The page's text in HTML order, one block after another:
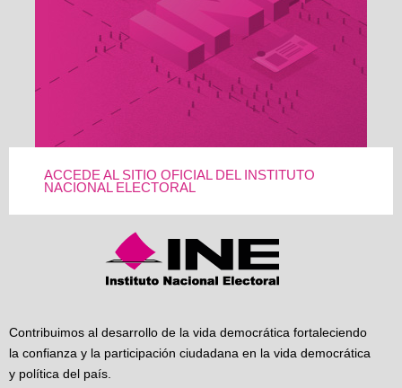
ACCEDE AL SITIO OFICIAL DEL INSTITUTO
NACIONAL ELECTORAL
Contribuimos al desarrollo de la vida democrática fortaleciendo
la confianza y la participación ciudadana en la vida democrática
y política del país.